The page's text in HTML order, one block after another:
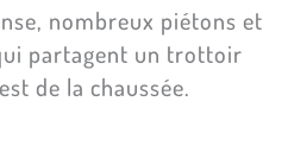
nombreux piétons et
partagent un trottoir
de la chaussée.